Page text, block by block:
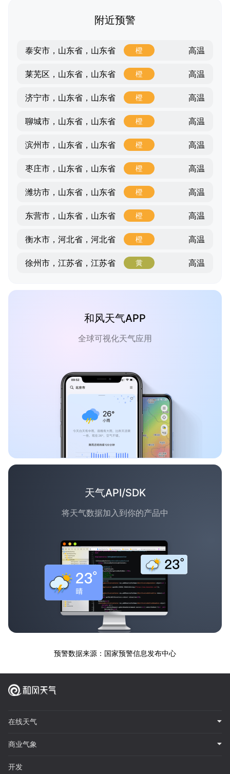
附近预警
泰安市，山东省，山东省 橙 高温
莱芜区，山东省，山东省 橙 高温
济宁市，山东省，山东省 橙 高温
聊城市，山东省，山东省 橙 高温
滨州市，山东省，山东省 橙 高温
枣庄市，山东省，山东省 橙 高温
潍坊市，山东省，山东省 橙 高温
东营市，山东省，山东省 橙 高温
衡水市，河北省，河北省 橙 高温
徐州市，江苏省，江苏省 黄 高温
和风天气APP
全球可视化天气应用
天气API/SDK
将天气数据加入到你的产品中
预警数据来源：国家预警信息发布中心
在线天气
商业气象
开发